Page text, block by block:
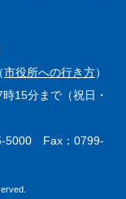
市役所への行き方）
15分まで（祝日・
5000 Fax：0799-